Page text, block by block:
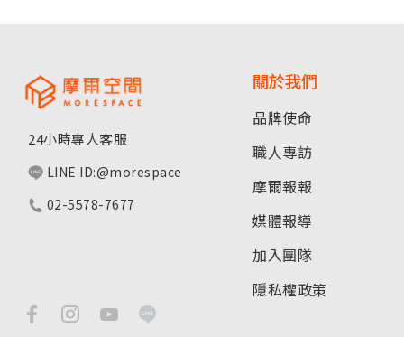
24小時專人客服
LINE ID:@morespace
02-5578-7677
關於我們
品牌使命
職人專訪
摩爾報報
媒體報導
加入團隊
隱私權政策